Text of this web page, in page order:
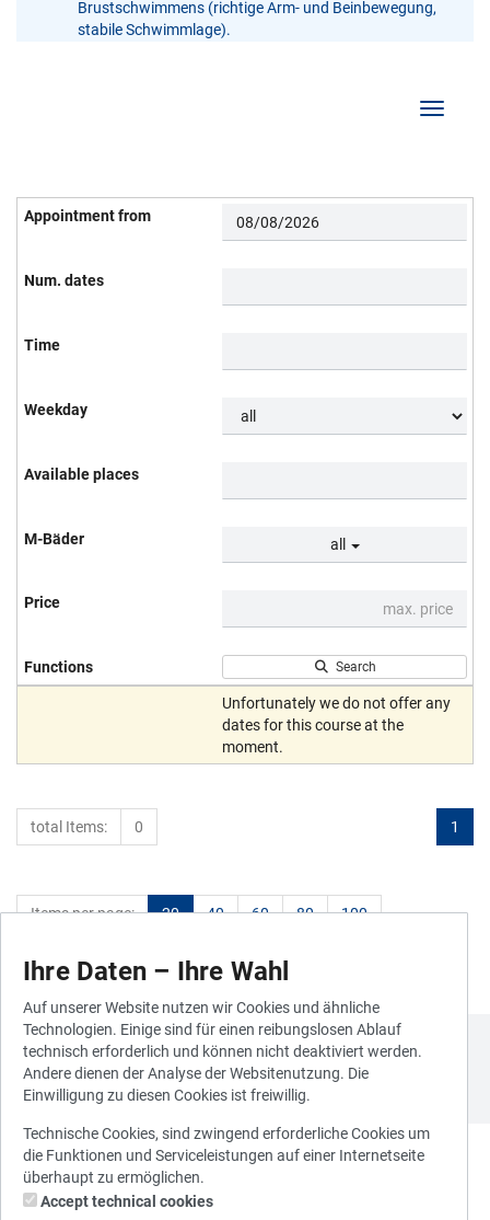
Brustschwimmens (richtige Arm- und Beinbewegung,
stabile Schwimmlage).
Show/
all
Search
Unfortunately we do not offer any
dates for this course at the
moment.
1
total Items: 0
Items per page: 20 40 60 80 100
Ihre Daten – Ihre Wahl
Auf unserer Website nutzen wir Cookies und ähnliche
Technologien. Einige sind für einen reibungslosen Ablauf
technisch erforderlich und können nicht deaktiviert werden.
Andere dienen der Analyse der Websitenutzung. Die
Einwilligung zu diesen Cookies ist freiwillig.
Technische Cookies, sind zwingend erforderliche Cookies um
die Funktionen und Serviceleistungen auf einer Internetseite
überhaupt zu ermöglichen.
Accept technical cookies